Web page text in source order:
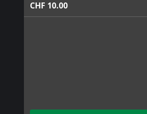
CHF 10.00